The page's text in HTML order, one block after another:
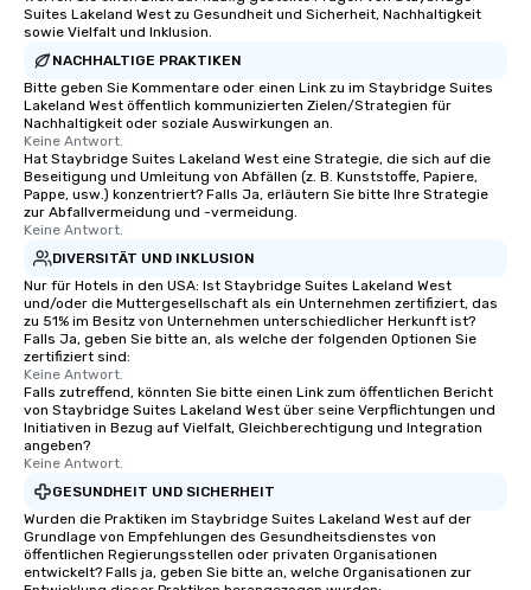
Suites Lakeland West zu Gesundheit und Sicherheit, Nachhaltigkeit
sowie Vielfalt und Inklusion.
NACHHALTIGE PRAKTIKEN
Bitte geben Sie Kommentare oder einen Link zu im Staybridge Suites
Lakeland West öffentlich kommunizierten Zielen/Strategien für
Nachhaltigkeit oder soziale Auswirkungen an.
Keine Antwort.
Hat Staybridge Suites Lakeland West eine Strategie, die sich auf die
Beseitigung und Umleitung von Abfällen (z. B. Kunststoffe, Papiere,
Pappe, usw.) konzentriert? Falls Ja, erläutern Sie bitte Ihre Strategie
zur Abfallvermeidung und -vermeidung.
Keine Antwort.
DIVERSITÄT UND INKLUSION
Nur für Hotels in den USA: Ist Staybridge Suites Lakeland West
und/oder die Muttergesellschaft als ein Unternehmen zertifiziert, das
zu 51% im Besitz von Unternehmen unterschiedlicher Herkunft ist?
Falls Ja, geben Sie bitte an, als welche der folgenden Optionen Sie
zertifiziert sind:
Keine Antwort.
Falls zutreffend, könnten Sie bitte einen Link zum öffentlichen Bericht
von Staybridge Suites Lakeland West über seine Verpflichtungen und
Initiativen in Bezug auf Vielfalt, Gleichberechtigung und Integration
angeben?
Keine Antwort.
GESUNDHEIT UND SICHERHEIT
Wurden die Praktiken im Staybridge Suites Lakeland West auf der
Grundlage von Empfehlungen des Gesundheitsdienstes von
öffentlichen Regierungsstellen oder privaten Organisationen
entwickelt? Falls ja, geben Sie bitte an, welche Organisationen zur